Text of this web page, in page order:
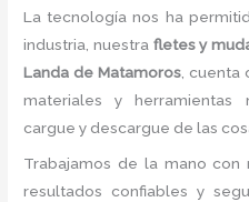
La tecnología nos ha
industria, nuestra fletesy
Landa de Matamoros, cuenta
materiales y herramientas
cargue y descargue de las
Trabajamos de la mano con
resultados confiables y